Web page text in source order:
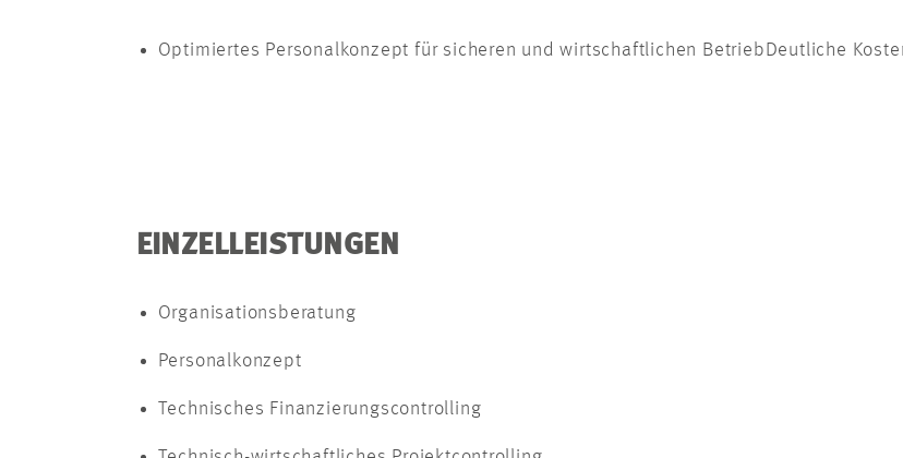
Optimiertes Personalkonzept für sicheren und wirtschaftlichen BetriebDeutliche
EINZELLEISTUNGEN
Organisationsberatung
Personalkonzept
Technisches Finanzierungscontrolling